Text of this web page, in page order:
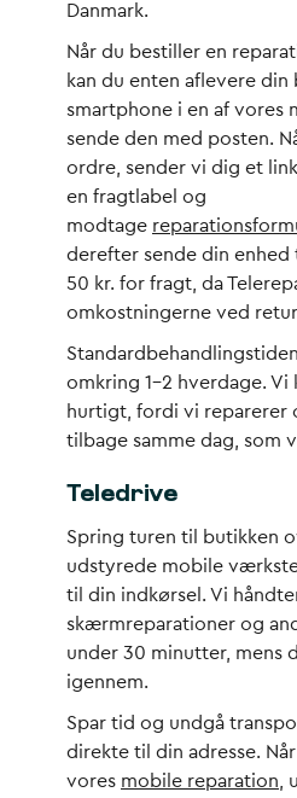
Danmark.
Når du bestiller en
kan du enten aflevere din
smartphone i en af vores
sende den med posten.
ordre, sender vi dig et
en fragtlabel og
modtage
derefter sende din enhed
50 kr. for fragt, da
omkostningerne ved
omkring 1-2 hverdage. Vi
hurtigt, fordi vi reparerer
tilbage samme dag, som
Teledrive
Spring turen til butikken
udstyrede mobile
til din indkørsel. Vi
skærmreparationer og
under 30 minutter, mens
igennem.
Spar tid og undgå
direkte til din adresse.
vores mobile reparation ,